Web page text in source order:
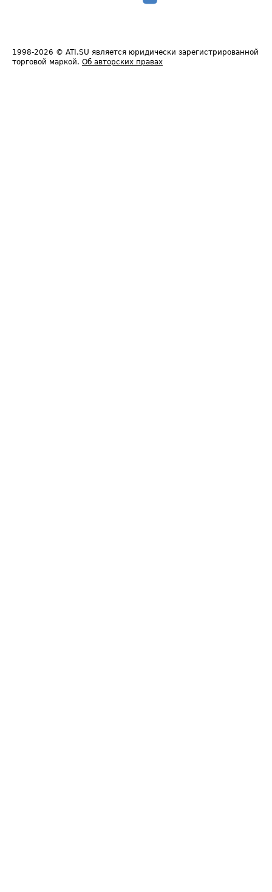
1998-2026 © ATI.SU является юридически зарегистрированной
торговой маркой. Об авторских правах